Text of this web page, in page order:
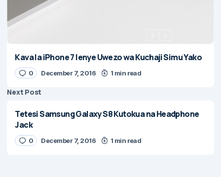
Kava la iPhone 7 lenye Uwezo wa Kuchaji Simu Yako
0 December 7, 2016 1 min read
Next Post
Tetesi Samsung Galaxy S8 Kutokua na Headphone
Jack
0 December 7, 2016 1 min read